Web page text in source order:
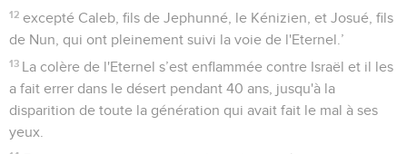
Moïse donna aux Gadites et aux Rubénites, ainsi qu’à la
Sihon, le roi des Amoréens, et le royaume d'Og, le roi du
Basan. Il leur donna ce pays avec ses villes et les territoires
environnants.
34